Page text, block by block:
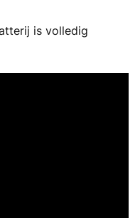
is volledig